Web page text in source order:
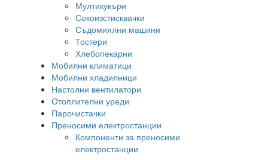
Мултикукъри
Сокоизстисквачки
Съдомиялни машини
Тостери
Хлебопекарни
Мобилни климатици
Мобилни хладилници
Настолни вентилатори
Отоплителни уреди
Парочистачки
Преносими електростанции
Компоненти за преносими
електростанции